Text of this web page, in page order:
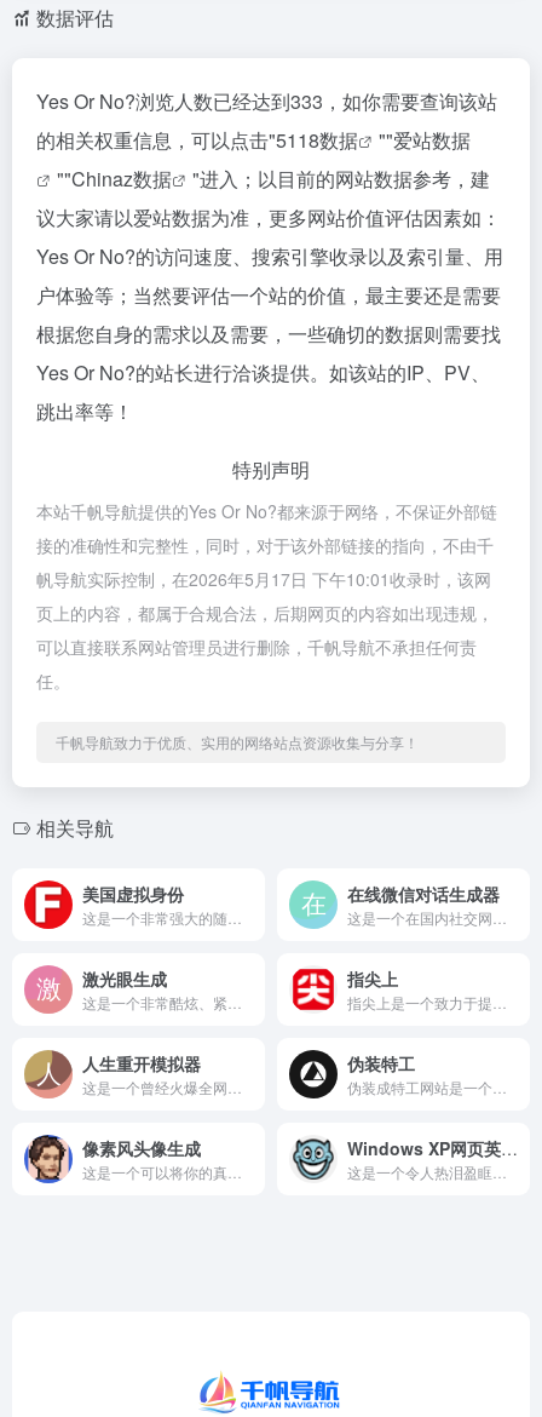
数据评估
Yes Or No?浏览人数已经达到333，如你需要查询该站
的相关权重信息，可以点击"5118数据 ""爱站数据
""Chinaz数据
"进入；以目前的网站数据参考，建
议大家请以爱站数据为准，更多网站价值评估因素如：
Yes Or No?的访问速度、搜索引擎收录以及索引量、用
户体验等；当然要评估一个站的价值，最主要还是需要
根据您自身的需求以及需要，一些确切的数据则需要找
Yes Or No?的站长进行洽谈提供。如该站的IP、PV、
跳出率等！
特别声明
本站千帆导航提供的Yes Or No?都来源于网络，不保证外部链
接的准确性和完整性，同时，对于该外部链接的指向，不由千
帆导航实际控制，在2026年5月17日 下午10:01收录时，该网
页上的内容，都属于合规合法，后期网页的内容如出现违规，
可以直接联系网站管理员进行删除，千帆导航不承担任何责
任。
千帆导航致力于优质、实用的网络站点资源收集与分享！
相关导航
美国虚拟身份 在线微信对话生成器
激光眼生成 指尖上
人生重开模拟器 伪装特工
像素风头像生成 Windows XP网页英文版